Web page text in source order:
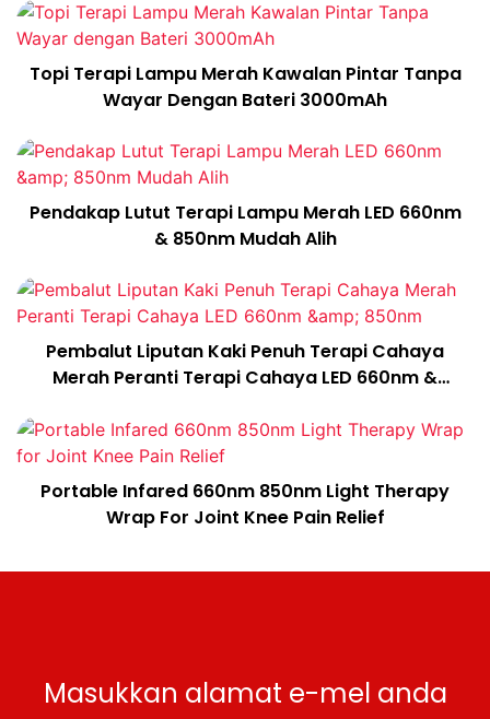
Topi Terapi Lampu Merah Kawalan Pintar Tanpa
Wayar Dengan Bateri 3000mAh
Pendakap Lutut Terapi Lampu Merah LED 660nm
& 850nm Mudah Alih
Pembalut Liputan Kaki Penuh Terapi Cahaya
Merah Peranti Terapi Cahaya LED 660nm &
Portable Infared 660nm 850nm Light Therapy
Wrap For Joint Knee Pain Relief
Masukkan alamat e-mel anda